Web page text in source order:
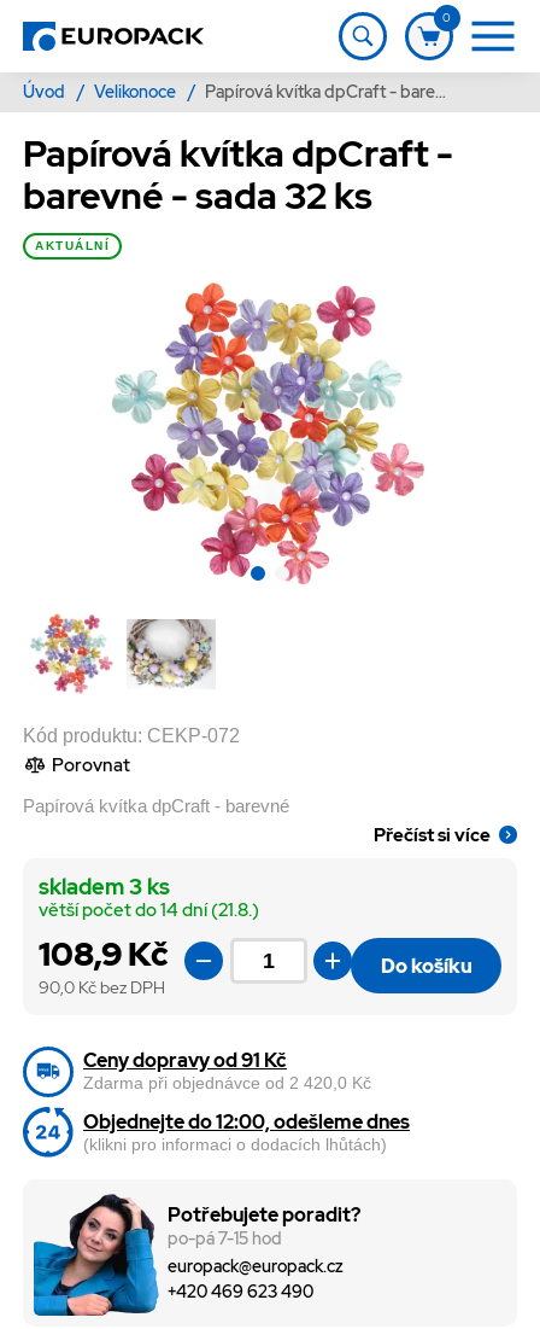
0
Úvod / Velikonoce / Papírová kvítka dpCraft - barevné - sada 32 ks
Papírová kvítka dpCraft -
barevné - sada 32 ks
AKTUÁLNÍ
Kód produktu: CEKP-072
Porovnat
Papírová kvítka dpCraft - barevné
Přečíst si více
108,9 Kč
90,0 Kč bez DPH
skladem 3 ks
větší počet do 14 dní (21.8.)
Do košíku
Ceny dopravy od 91 Kč
Zdarma při objednávce od 2 420,0 Kč
Objednejte do 12:00, odešleme dnes
(klikni pro informaci o dodacích lhůtách)
Potřebujete poradit?
po-pá 7-15 hod
europack@europack.cz
+420 469 623 490